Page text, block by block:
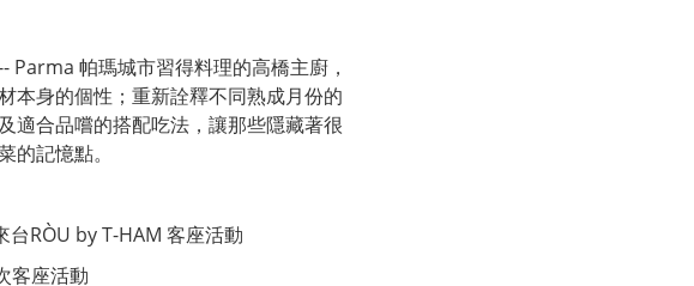
Parma 帕瑪城市習得料理的高橋主廚，
本身的個性；重新詮釋不同熟成月份的
適合品嚐的搭配吃法，讓那些隱藏著很
的記憶點。
RÒU by T-HAM 客座活動
客座活動